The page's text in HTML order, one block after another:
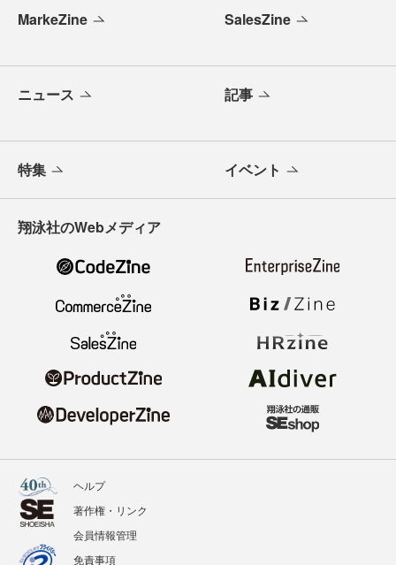
MarkeZine SalesZine
ニュース 記事
特集 イベント
翔泳社のWebメディア
ヘルプ
著作権・リンク
会員情報管理
免責事項